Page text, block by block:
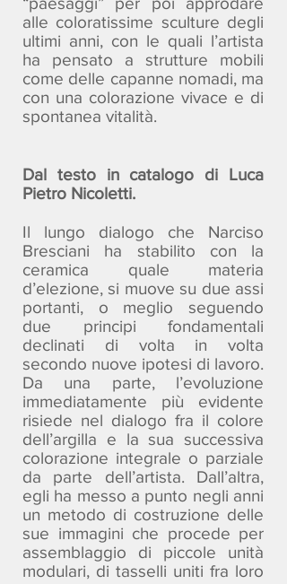
alle coloratissime sculture degli
ultimi anni, con le quali l’artista
ha pensato a strutture mobili
come delle capanne nomadi, ma
con una colorazione vivace e di
spontanea vitalità.
Dal testo in catalogo di Luca
Pietro Nicoletti.
Il lungo dialogo che Narciso
Bresciani ha stabilito con la
ceramica quale materia
d’elezione, si muove su due assi
portanti, o meglio seguendo
due principi fondamentali
declinati di volta in volta
secondo nuove ipotesi di lavoro.
Da una parte, l’evoluzione
immediatamente più evidente
risiede nel dialogo fra il colore
dell’argilla e la sua successiva
colorazione integrale o parziale
da parte dell’artista. Dall’altra,
egli ha messo a punto negli anni
un metodo di costruzione delle
sue immagini che procede per
assemblaggio di piccole unità
modulari, di tasselli uniti fra loro